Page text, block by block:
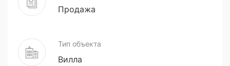
Продажа
Тип объекта
Вилла